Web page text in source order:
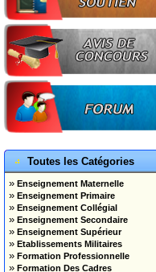
Toutes les Catégories
» Enseignement Maternelle
» Enseignement Primaire
» Enseignement Collégial
» Enseignement Secondaire
» Enseignement Supérieur
» Etablissements Militaires
» Formation Professionnelle
» Formation Des Cadres